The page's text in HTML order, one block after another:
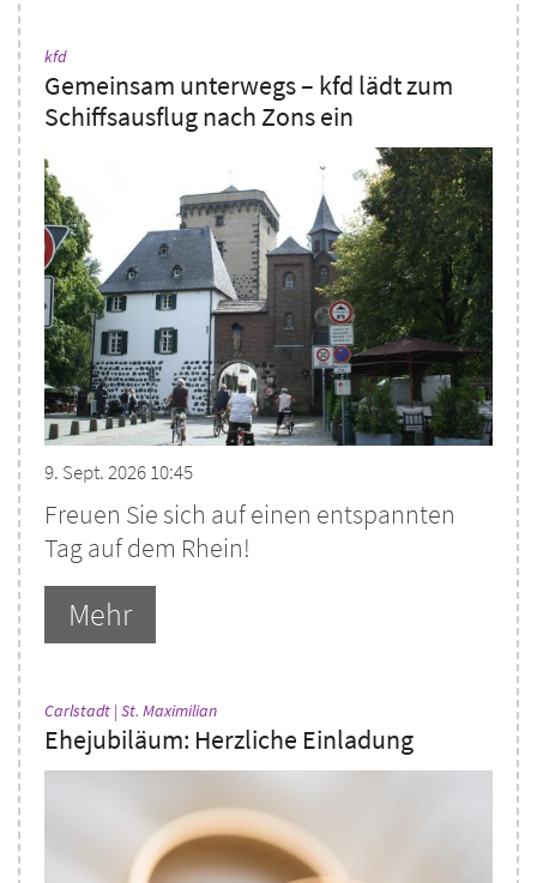
kfd:
Gemeinsam unterwegs – kfd lädt zum
Schiffsausflug nach Zons ein
9. Sept. 2026 10:45
Freuen Sie sich auf einen entspannten
Tag auf dem Rhein!
Mehr
Carlstadt | St. Maximilian:
Ehejubiläum: Herzliche Einladung